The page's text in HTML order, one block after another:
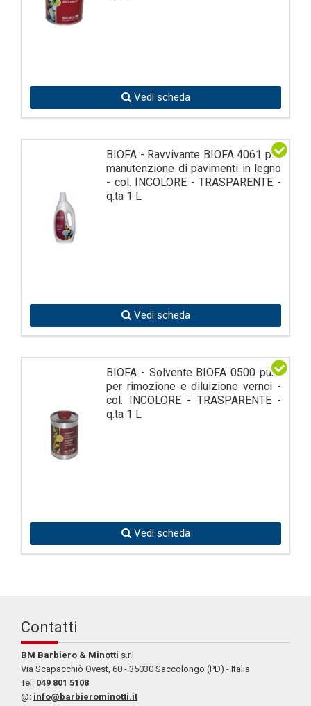
Vedi scheda
BIOFA - Ravvivante BIOFA 4061 per
manutenzione di pavimenti in legno
- col. INCOLORE - TRASPARENTE -
q.ta 1 L
Vedi scheda
BIOFA - Solvente BIOFA 0500 puro
per rimozione e diluizione vernci -
col. INCOLORE - TRASPARENTE -
q.ta 1 L
Vedi scheda
Contatti
BM Barbiero & Minotti s.r.l
Via Scapacchiò Ovest, 60 - 35030 Saccolongo (PD) - Italia
Tel: 049 801 5108
@: info@barbierominotti.it